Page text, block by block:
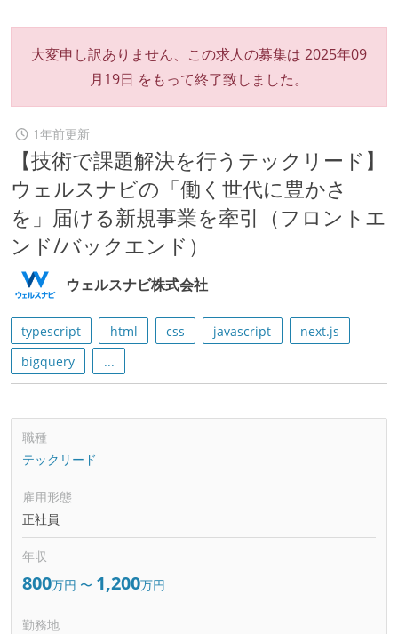
大変申し訳ありません、この求人の募集は 2025年09
月19日 をもって終了致しました。
1年前更新
【技術で課題解決を行うテックリード】
ウェルスナビの「働く世代に豊かさ
を」届ける新規事業を牽引（フロントエ
ンド/バックエンド）
ウェルスナビ株式会社
typescript html css javascript
next.js
bigquery
...
職種
テックリード
雇用形態
正社員
年収
800万円 〜 1,200万円
勤務地